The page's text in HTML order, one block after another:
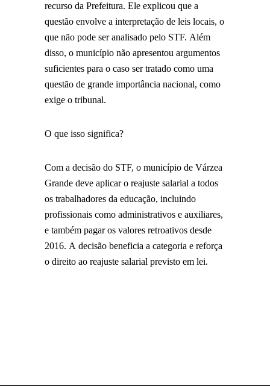
recurso da Prefeitura. Ele explicou que a
questão envolve a interpretação de leis locais, o
que não pode ser analisado pelo STF. Além
disso, o município não apresentou argumentos
suficientes para o caso ser tratado como uma
questão de grande importância nacional, como
exige o tribunal.
O que isso significa?
Com a decisão do STF, o município de Várzea
Grande deve aplicar o reajuste salarial a todos
os trabalhadores da educação, incluindo
profissionais como administrativos e auxiliares,
e também pagar os valores retroativos desde
2016. A decisão beneficia a categoria e reforça
o direito ao reajuste salarial previsto em lei.